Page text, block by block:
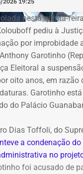
nesta quinta-
pediu à
por improbidade
Garotinho
Eleitoral a
oito anos, em razão
Garotinho
do Palácio
Dias Toffoli, do
a condenação
no
foi acusado de